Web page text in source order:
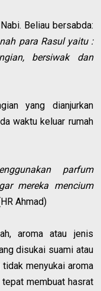
Beliau bersabda:
para Rasul yaitu :
bersiwak dan
yang dianjurkan
waktu keluar rumah
parfum
mereka mencium
Ahmad)
aroma atau jenis
disukai suami atau
menyukai aroma
membuat hasrat